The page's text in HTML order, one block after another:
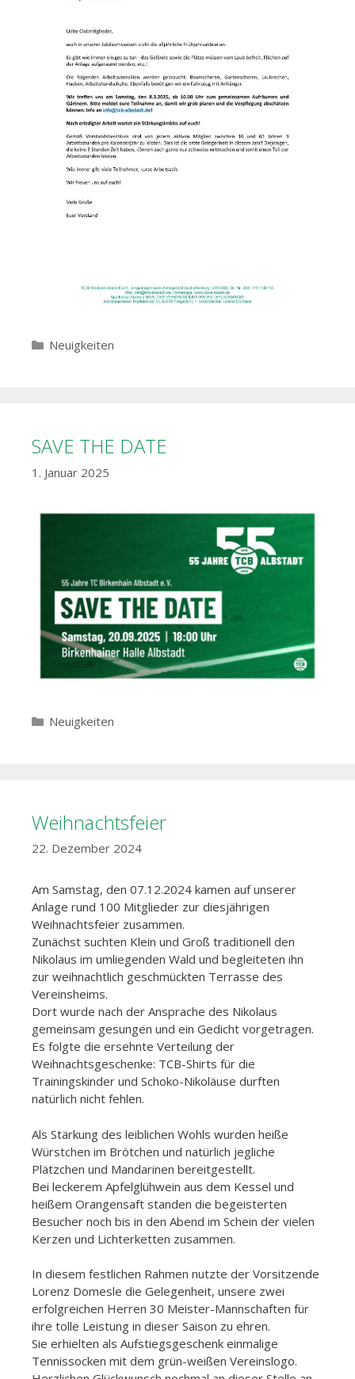
Kategorien
Neuigkeiten
SAVE THE DATE
1. Januar 2025
Kategorien
Neuigkeiten
Weihnachtsfeier
22. Dezember 2024
Am Samstag, den 07.12.2024 kamen auf unserer
Anlage rund 100 Mitglieder zur diesjährigen
Weihnachtsfeier zusammen.
Zunächst suchten Klein und Groß traditionell den
Nikolaus im umliegenden Wald und begleiteten ihn
zur weihnachtlich geschmückten Terrasse des
Vereinsheims.
Dort wurde nach der Ansprache des Nikolaus
gemeinsam gesungen und ein Gedicht vorgetragen.
Es folgte die ersehnte Verteilung der
Weihnachtsgeschenke: TCB-Shirts für die
Trainingskinder und Schoko-Nikoläuse durften
natürlich nicht fehlen.
Als Stärkung des leiblichen Wohls wurden heiße
Würstchen im Brötchen und natürlich jegliche
Plätzchen und Mandarinen bereitgestellt.
Bei leckerem Apfelglühwein aus dem Kessel und
heißem Orangensaft standen die begeisterten
Besucher noch bis in den Abend im Schein der vielen
Kerzen und Lichterketten zusammen.
In diesem festlichen Rahmen nutzte der Vorsitzende
Lorenz Domesle die Gelegenheit, unsere zwei
erfolgreichen Herren 30 Meister-Mannschaften für
ihre tolle Leistung in dieser Saison zu ehren.
Sie erhielten als Aufstiegsgeschenk einmalige
Tennissocken mit dem grün-weißen Vereinslogo.